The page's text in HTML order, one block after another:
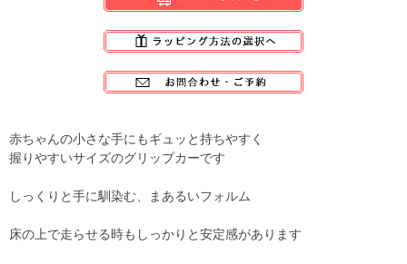
赤ちゃんの小さな手にもギュッと持ちやすく
握りやすいサイズのグリップカーです
しっくりと手に馴染む、まあるいフォルム
床の上で走らせる時もしっかりと安定感があります